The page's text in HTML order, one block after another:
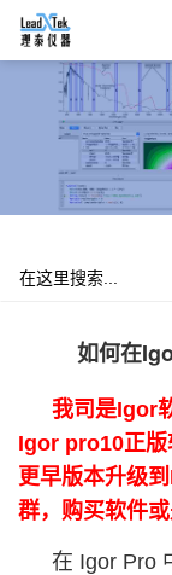
如何在
我司是Igor
Igor pro10正版
更早版本升级
群，购买软件或
在 Igor Pro